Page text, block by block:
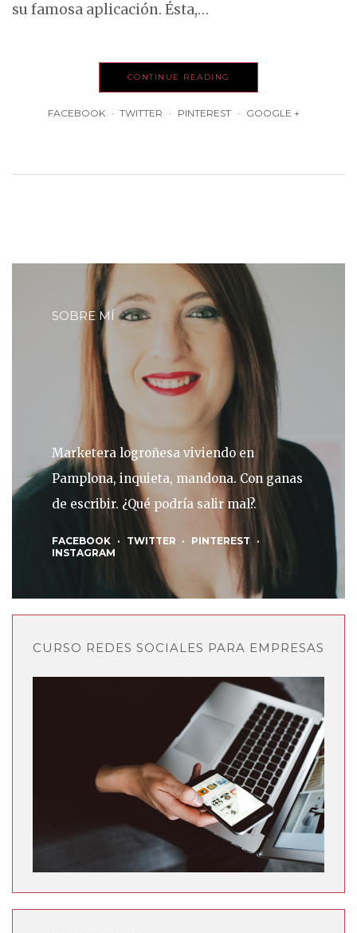
su famosa aplicación. Ésta,…
CONTINUE READING
FACEBOOK TWITTER PINTEREST GOOGLE +
SOBRE MÍ
Marketera logroñesa viviendo en
Pamplona, inquieta, mandona. Con ganas
de escribir. ¿Qué podría salir mal?.
FACEBOOK TWITTER
PINTEREST
INSTAGRAM
CURSO REDES SOCIALES PARA EMPRESAS